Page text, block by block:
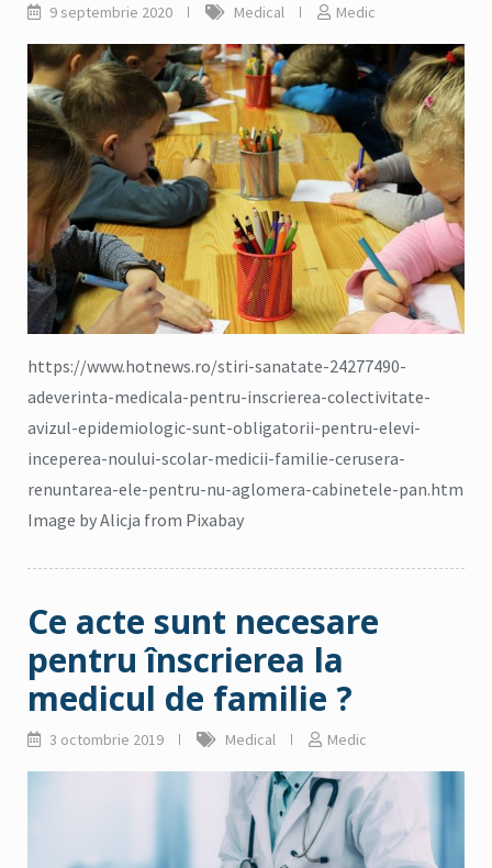
9 septembrie 2020 Medical Medic
https://www.hotnews.ro/stiri-sanatate-24277490-
adeverinta-medicala-pentru-inscrierea-colectivitate-
avizul-epidemiologic-sunt-obligatorii-pentru-elevi-
inceperea-noului-scolar-medicii-familie-cerusera-
renuntarea-ele-pentru-nu-aglomera-cabinetele-pan.htm
Image by Alicja from Pixabay
Ce acte sunt necesare
pentru înscrierea la
medicul de familie ?
3 octombrie 2019 Medical Medic